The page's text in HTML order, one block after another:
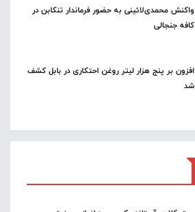
واکنش محمدی‌لائینی به حضور فرماندار تنکابن در
کافه جنجالی
افزون بر پنج هزار لیتر روغن احتکاری در بابل کشف
شد